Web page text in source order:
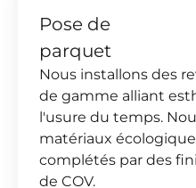
Pose de
parquet
Nous installons des
de gamme alliant
l'usure du temps.
matériaux
complétés par des
de COV.